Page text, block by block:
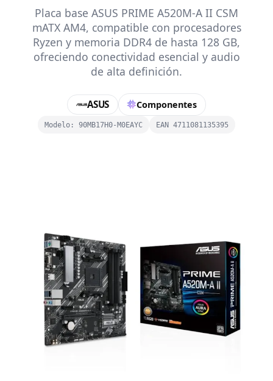
Placa base ASUS PRIME A520M-A II CSM
mATX AM4, compatible con procesadores
Ryzen y memoria DDR4 de hasta 128 GB,
ofreciendo conectividad esencial y audio
de alta definición.
ASUS Componentes
Modelo: 90MB17H0-M0EAYC EAN 4711081135395